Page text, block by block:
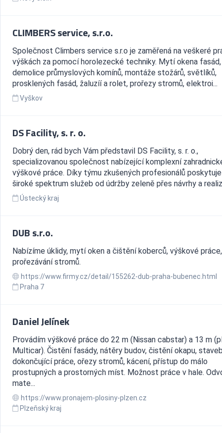
CLIMBERS service, s.r.o.
Společnost Climbers service s.r.o je zaměřená na veškeré
výškách za pomocí horolezecké techniky. Mytí okena
demolice průmyslových komínů, montáže stožárů, světlíků,
prosklených fasád, žaluzíí a rolet, prořezy stromů, elektroi...
Vyškov
DS Facility, s. r. o.
Dobrý den, rád bych Vám představil DS Facility, s. r. o.,
specializovanou společnost nabízející komplexní
výškové práce. Díky týmu zkušených profesionálů
široké spektrum služeb od údržby zeleně přes návrhy a
Ústecký kraj
DUB s.r.o.
Nabízíme úklidy, mytí oken a čištění koberců, výškové práce,
prořezávání stromů.
https://www.firmy.cz/detail/155262-dub-praha-bubenec.html
Praha 7
Daniel Jelínek
Provádím výškové práce do 22 m (Nissan cabstar) a 13 m
Multicar). Čistění fasády, nátěry budov, čistění okapu,
dokončující práce, ořezy stromů, kácení, přístup do málo
prostupných a prostorných míst. Možnost práce v hale.
mate...
https://www.pronajem-plosiny-plzen.cz
Plzeňský kraj